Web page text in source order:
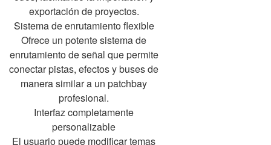
exportación de proyectos.
Sistema de enrutamiento flexible
Ofrece un potente sistema de
enrutamiento de señal que permite
conectar pistas, efectos y buses de
manera similar a un patchbay
profesional.
Interfaz completamente
personalizable
El usuario puede modificar temas